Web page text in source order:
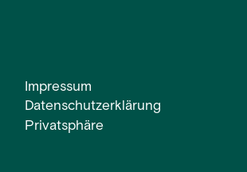
Impressum
Datenschutzerklärung
Privatsphäre